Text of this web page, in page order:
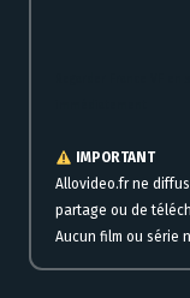
IMPORTANT
Allovideo.fr ne
partage ou de
Aucun film ou série